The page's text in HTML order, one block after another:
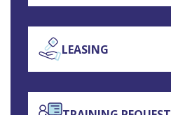
LEASING